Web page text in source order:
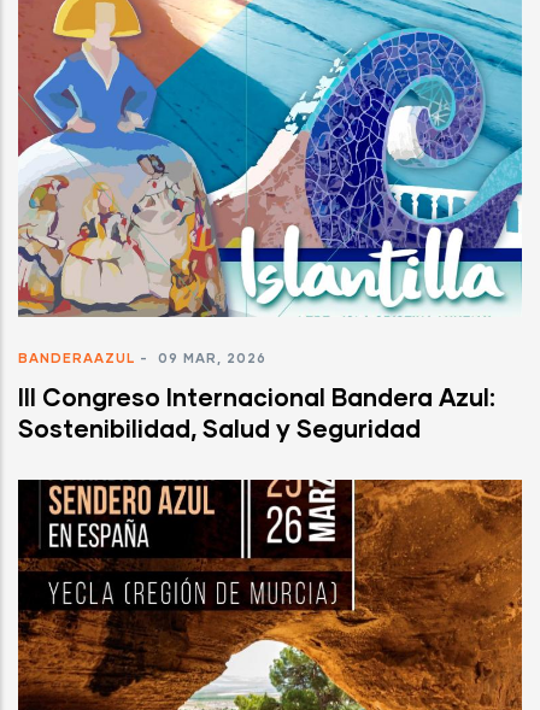
BANDERAAZUL - 09 MAR, 2026
III Congreso Internacional Bandera Azul:
Sostenibilidad, Salud y Seguridad